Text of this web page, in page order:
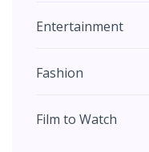
Entertainment
Fashion
Film to Watch